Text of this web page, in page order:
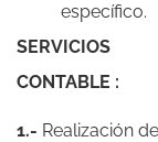
SERVICIOS
CONTABLE :
1.- Realización